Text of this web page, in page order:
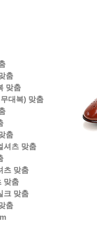
춤
맞춤
대복) 맞춤
춤
셔츠 맞춤
츠 맞춤
맞춤
크 맞춤
춤